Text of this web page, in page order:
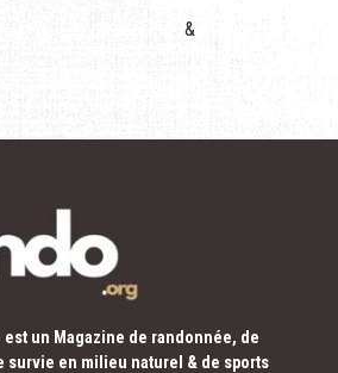
&
est un Magazine de randonnée, de
survie en milieu naturel & de sports